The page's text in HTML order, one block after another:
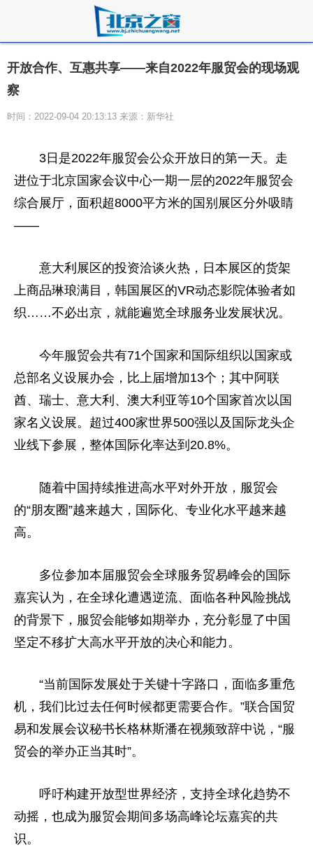
开放合作、互惠共享——来自2022年服贸会的现场观
察
时间：2022-09-04 20:13:13 来源：新华社
3日是2022年服贸会公众开放日的第一天。走
进位于北京国家会议中心一期一层的2022年服贸会
综合展厅，面积超8000平方米的国别展区分外吸睛
——
意大利展区的投资洽谈火热，日本展区的货架
上商品琳琅满目，韩国展区的VR动态影院体验者如
织……不必出京，就能遍览全球服务业发展状况。
今年服贸会共有71个国家和国际组织以国家或
总部名义设展办会，比上届增加13个；其中阿联
酋、瑞士、意大利、澳大利亚等10个国家首次以国
家名义设展。超过400家世界500强以及国际龙头企
业线下参展，整体国际化率达到20.8%。
随着中国持续推进高水平对外开放，服贸会
的“朋友圈”越来越大，国际化、专业化水平越来越
高。
多位参加本届服贸会全球服务贸易峰会的国际
嘉宾认为，在全球化遭遇逆流、面临各种风险挑战
的背景下，服贸会能够如期举办，充分彰显了中国
坚定不移扩大高水平开放的决心和能力。
“当前国际发展处于关键十字路口，面临多重危
机，我们比过去任何时候都更需要合作。”联合国贸
易和发展会议秘书长格林斯潘在视频致辞中说，“服
贸会的举办正当其时”。
呼吁构建开放型世界经济，支持全球化趋势不
动摇，也成为服贸会期间多场高峰论坛嘉宾的共
识。